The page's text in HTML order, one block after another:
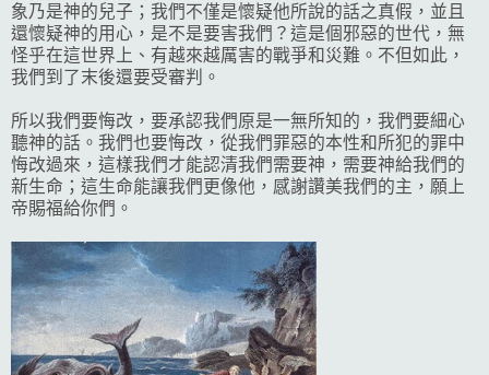
象乃是神的兒子；我們不僅是懷疑他所說的話之真假，並且
還懷疑神的用心，是不是要害我們？這是個邪惡的世代，無
怪乎在這世界上、有越來越厲害的戰爭和災難。不但如此，
我們到了末後還要受審判。
所以我們要悔改，要承認我們原是一無所知的，我們要細心
聽神的話。我們也要悔改，從我們罪惡的本性和所犯的罪中
悔改過來，這樣我們才能認清我們需要神，需要神給我們的
新生命；這生命能讓我們更像他，感謝讚美我們的主，願上
帝賜福給你們。